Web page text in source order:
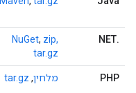
.NET
NuGet, zip,
tar.gz
PHP מלחין,
tar.gz